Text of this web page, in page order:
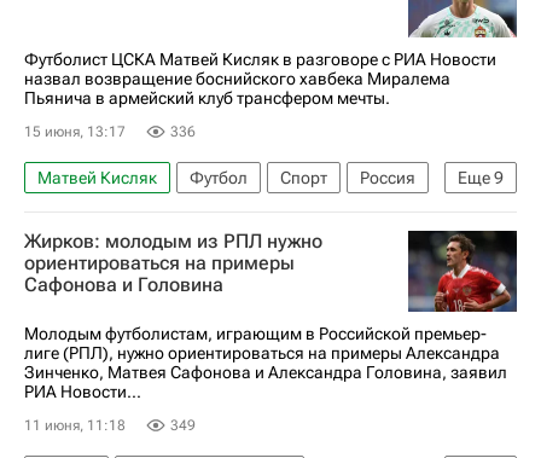
Футболист ЦСКА Матвей Кисляк в разговоре с РИА Новости
назвал возвращение боснийского хавбека Миралема
Пьянича в армейский клуб трансфером мечты.
15 июня, 13:17 336
Еще9
Матвей Кисляк Футбол Спорт
Россия
Италия
Испания
Миралем Пьянич
ПФК ЦСКА
Ювентус
Барселона
Кубок России по футболу
РПЛ 2026-2027 (Чемпионат России по футболу)
Серия А 2026-2027 (Чемпионат Италии по футболу)
Жирков: молодым из РПЛ нужно
ориентироваться на примеры
Сафонова и Головина
Молодым футболистам, играющим в Российской премьер-
лиге (РПЛ), нужно ориентироваться на примеры Александра
Зинченко, Матвея Сафонова и Александра Головина, заявил
РИА Новости...
11 июня, 11:18 349